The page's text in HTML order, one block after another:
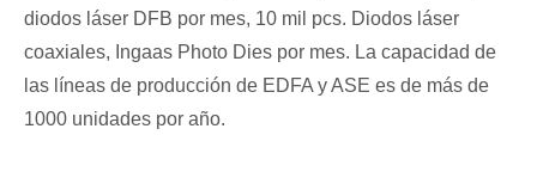
diodos láser DFB por mes, 10 mil pcs. Diodos láser
coaxiales, Ingaas Photo Dies por mes. La capacidad de
las líneas de producción de EDFA y ASE es de más de
1000 unidades por año.